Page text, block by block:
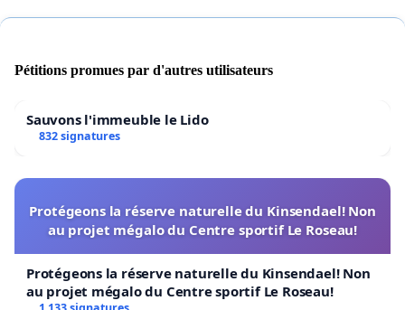
Pétitions promues par d'autres utilisateurs
Sauvons l'immeuble le Lido
832 signatures
Protégeons la réserve naturelle du Kinsendael! Non
au projet mégalo du Centre sportif Le Roseau!
Protégeons la réserve naturelle du Kinsendael! Non
au projet mégalo du Centre sportif Le Roseau!